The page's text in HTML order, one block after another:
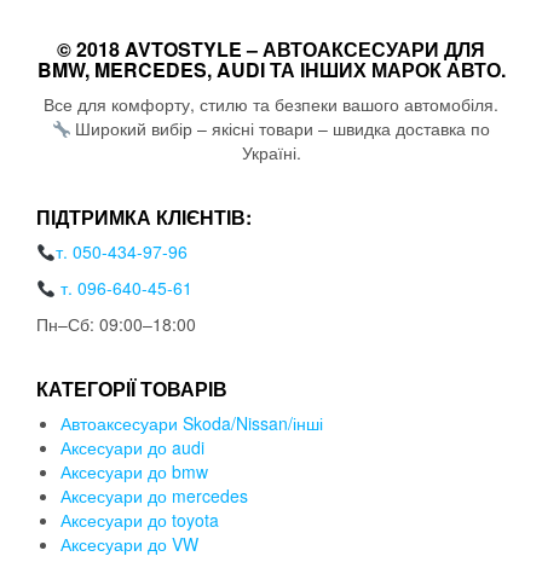
© 2018 AVTOSTYLE – АВТОАКСЕСУАРИ ДЛЯ
BMW, MERCEDES, AUDI ТА ІНШИХ МАРОК АВТО.
Все для комфорту, стилю та безпеки вашого автомобіля.
Широкий вибір – якісні товари – швидка доставка по
Україні.
ПІДТРИМКА КЛІЄНТІВ:
т. 050-434-97-96
т. 096-640-45-61
Пн–Сб: 09:00–18:00
КАТЕГОРІЇ ТОВАРІВ
Автоаксесуари Skoda/Nissan/інші
Аксесуари до audi
Аксесуари до bmw
Аксесуари до mercedes
Аксесуари до toyota
Аксесуари до VW